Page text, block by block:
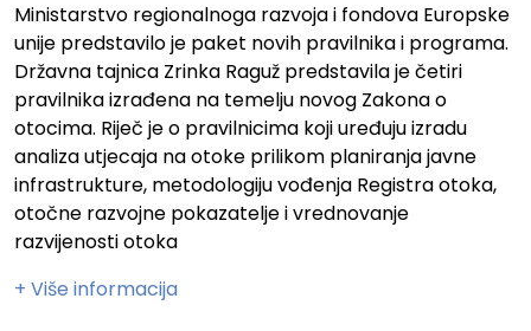
Ministarstvo regionalnoga razvoja i fondova Europske
unije predstavilo je paket novih pravilnika i programa.
Državna tajnica Zrinka Raguž predstavila je četiri
pravilnika izrađena na temelju novog Zakona o
otocima. Riječ je o pravilnicima koji uređuju izradu
analiza utjecaja na otoke prilikom planiranja javne
infrastrukture, metodologiju vođenja Registra otoka,
otočne razvojne pokazatelje i vrednovanje
razvijenosti otoka
+ Više informacija